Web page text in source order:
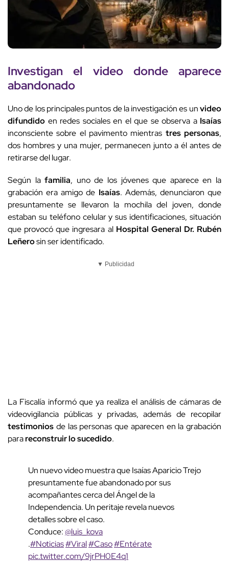
Investigan el video donde aparece
abandonado
Uno de los principales puntos de la investigación es unvideo
difundido en redes sociales en el que se observa a Isaías
inconsciente sobre el pavimento mientras tres personas,
dos hombres y una mujer, permanecen junto a él antes de
retirarse del lugar.
Según lafamilia, uno de los jóvenes que aparece en la
grabación era amigo de Isaías. Además, denunciaron que
presuntamente se llevaron la mochila del joven, donde
estaban su teléfono celular y sus identificaciones, situación
que provocó que ingresara al Hospital General Dr. Rubén
Leñerosin ser identificado.
▼ Publicidad
La Fiscalía informó que ya realiza el análisis de cámaras de
videovigilancia públicas y privadas, además de recopilar
testimonios de las personas que aparecen en la grabación
parareconstruir lo sucedido.
Un nuevo video muestra que Isaías Aparicio Trejo
presuntamente fue abandonado por sus
acompañantes cerca del Ángel de la
Independencia. Un peritaje revela nuevos
detalles sobre el caso.
Conduce:@luis_kova
.#Noticias#Viral#Caso#Entérate
pic.twitter.com/9jrPH0E4q1